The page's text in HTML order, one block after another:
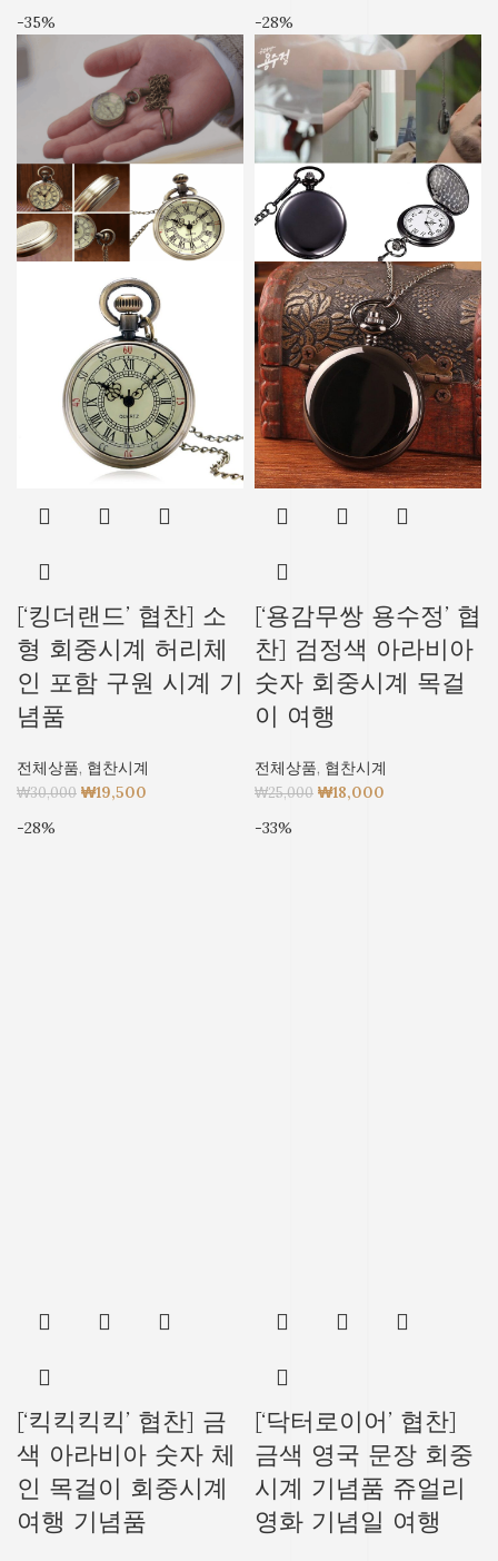
-35%
[‘킹더랜드’ 협찬] 소
형 회중시계 허리체
인 포함 구원 시계 기
념품
전체상품, 협찬시계
₩30,000 ₩19,500
-28%
[‘용감무쌍 용수정’ 협
찬] 검정색 아라비아
숫자 회중시계 목걸
이 여행
전체상품, 협찬시계
₩25,000 ₩18,000
-28%
[‘킥킥킥킥’ 협찬] 금
색 아라비아 숫자 체
인 목걸이 회중시계
여행 기념품
-33%
[‘닥터로이어’ 협찬]
금색 영국 문장 회중
시계 기념품 쥬얼리
영화 기념일 여행